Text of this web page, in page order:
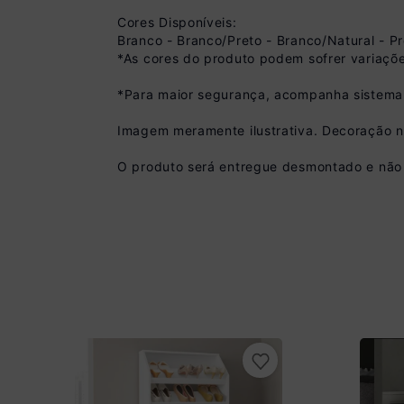
Cores Disponíveis:
Branco - Branco/Preto - Branco/Natural -
*As cores do produto podem sofrer
*Para maior segurança, acompanha
Imagem meramente ilustrativa. Decoração
O produto será entregue desmontado e